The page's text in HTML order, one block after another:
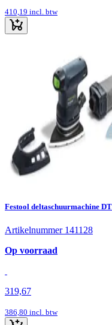
410,19 incl. btw
Festool deltaschuurmachine
Artikelnummer 141128
Op voorraad
319,67
386,80 incl. btw